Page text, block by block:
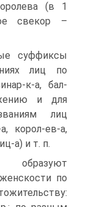
(в 1
свекор –
суффиксы
лиц по
к-а, бал-
и для
лиц
корол-ев-а,
а) и т. п.
образуют
по